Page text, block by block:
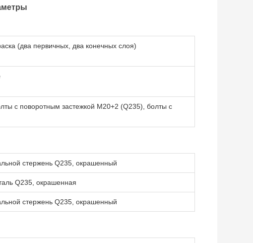
(два первичных, два конечных слоя)
с поворотным застежкой M20+2 (Q235), болты с
стержень Q235, окрашенный
Q235, окрашенная
стержень Q235, окрашенный